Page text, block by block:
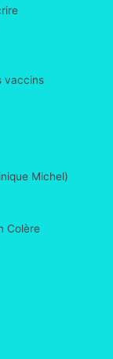
vaccins
Michel)
Colère